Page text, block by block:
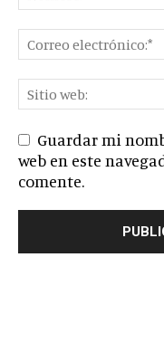
Guardar mi
web en este
comente.